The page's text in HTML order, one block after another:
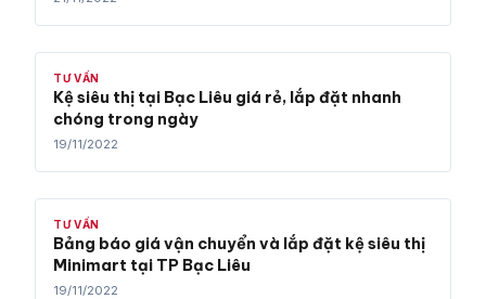
TƯ VẤN
Kệ siêu thị tại Bạc Liêu giá rẻ, lắp đặt nhanh
chóng trong ngày
19/11/2022
TƯ VẤN
Bảng báo giá vận chuyển và lắp đặt kệ siêu thị
Minimart tại TP Bạc Liêu
19/11/2022